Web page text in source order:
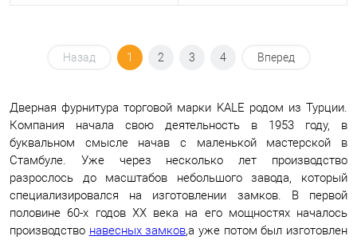
Назад 1 2 3 4 Вперед
Дверная фурнитура торговой марки KALE родом из Турции.
Компания начала свою деятельность в 1953 году, в
буквальном смысле начав с маленькой мастерской в
Стамбуле. Уже через несколько лет производство
разрослось до масштабов небольшого завода, который
специализировался на изготовлении замков. В первой
половине 60-х годов ХХ века на его мощностях началось
производство навесных замков,а уже потом был изготовлен